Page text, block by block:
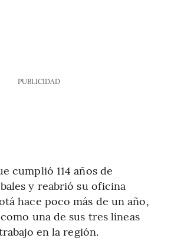
PUBLICIDAD
cumplió 114 años de
y reabrió su oficina
hace poco más de un año,
una de sus tres líneas
en la región.